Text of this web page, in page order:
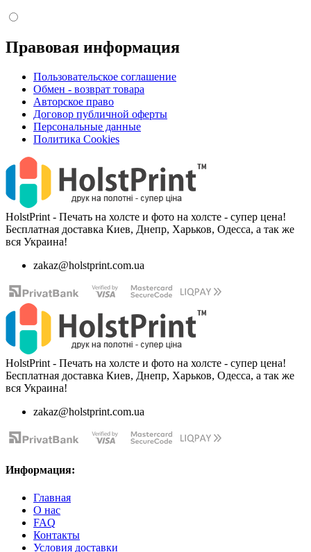
Правовая информация
Пользовательское соглашение
Обмен - возврат товара
Авторское право
Договор публичной оферты
Персональные данные
Политика Cookies
HolstPrint - Печать на холсте и фото на холсте - супер цена!
Бесплатная доставка Киев, Днепр, Харьков, Одесса, а так же
вся Украина!
zakaz@holstprint.com.ua
HolstPrint - Печать на холсте и фото на холсте - супер цена!
Бесплатная доставка Киев, Днепр, Харьков, Одесса, а так же
вся Украина!
zakaz@holstprint.com.ua
Информация:
Главная
О нас
FAQ
Контакты
Условия доставки